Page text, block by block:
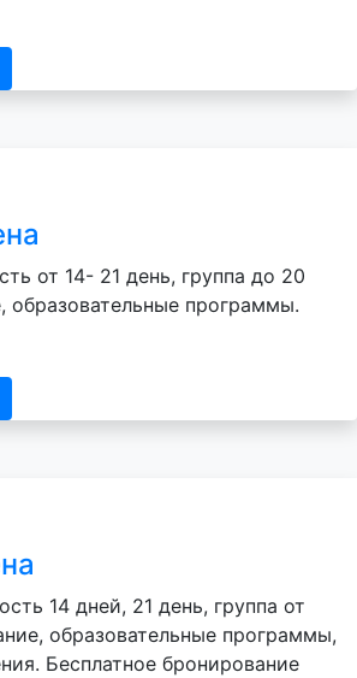
от 14- 21 день, группа до 20
образовательные программы.
14 дней, 21 день, группа от
образовательные программы,
Бесплатное бронирование